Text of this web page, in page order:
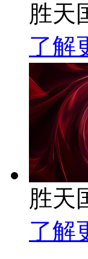
胜天
了解
胜天
了解